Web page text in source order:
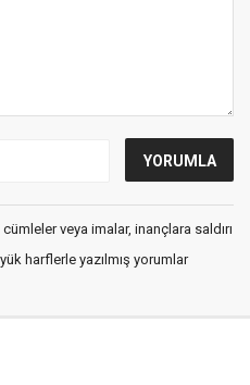
veya imalar, inançlara saldırı
harflerle yazılmış yorumlar